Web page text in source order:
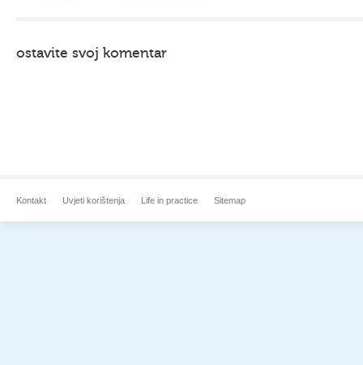
ostavite svoj komentar
Kontakt Uvjeti korištenja Life in practice Sitemap